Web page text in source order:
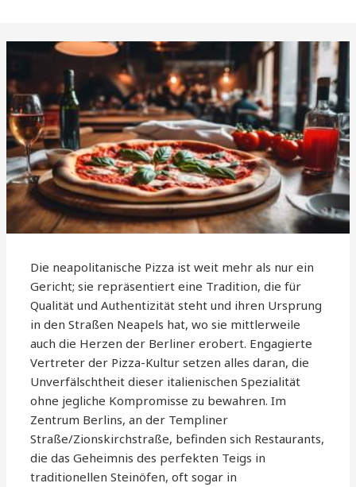
Die neapolitanische Pizza ist weit mehr als nur ein
Gericht; sie repräsentiert eine Tradition, die für
Qualität und Authentizität steht und ihren Ursprung
in den Straßen Neapels hat, wo sie mittlerweile
auch die Herzen der Berliner erobert. Engagierte
Vertreter der Pizza-Kultur setzen alles daran, die
Unverfälschtheit dieser italienischen Spezialität
ohne jegliche Kompromisse zu bewahren. Im
Zentrum Berlins, an der Templiner
Straße/Zionskirchstraße, befinden sich Restaurants,
die das Geheimnis des perfekten Teigs in
traditionellen Steinöfen, oft sogar in